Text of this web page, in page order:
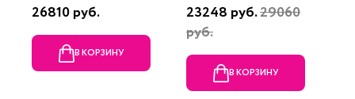
26810 руб.
В КОРЗИНУ
23248 руб.29060
руб.
В КОРЗИНУ